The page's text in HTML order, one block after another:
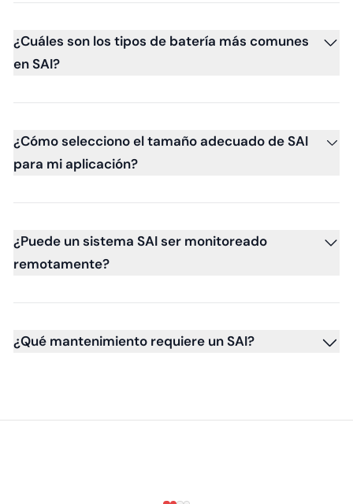
¿Cuáles son los tipos de batería más comunes
en SAI?
¿Cómo selecciono el tamaño adecuado de SAI
para mi aplicación?
¿Puede un sistema SAI ser monitoreado
remotamente?
¿Qué mantenimiento requiere un SAI?